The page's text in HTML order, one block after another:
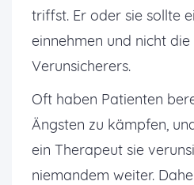
triffst. Er oder sie sollte
einnehmen und nicht die
Verunsicherers.
Oft haben Patienten
Ängsten zu kämpfen,
ein Therapeut sie
niemandem weiter.